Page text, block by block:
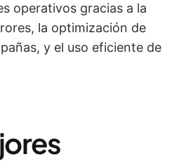
operativos gracias a la
la optimización de
y el uso eficiente de